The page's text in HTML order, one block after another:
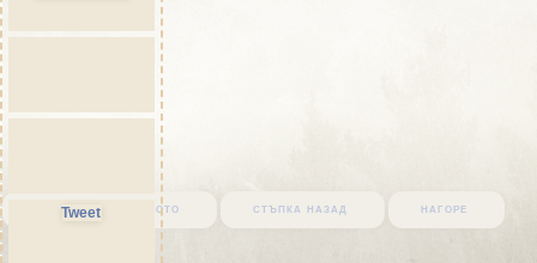
върни се в началото стъпка назад нагоре
Tweet